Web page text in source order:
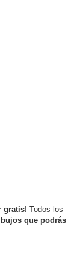
gratis! Todos los
que podrás